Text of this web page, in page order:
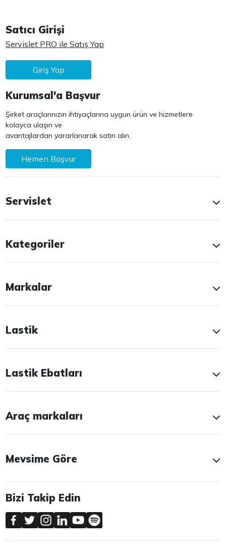
Satıcı Girişi
Servislet PRO ile Satış Yap
Giriş Yap
Kurumsal'a Başvur
Şirket araçlarınızın ihtiyaçlarına uygun ürün ve hizmetlere
kolayca ulaşın ve
avantajlardan yararlanarak satın alın.
Hemen Başvur
Servislet
Kategoriler
Markalar
Lastik
Lastik Ebatları
Araç markaları
Mevsime Göre
Bizi Takip Edin